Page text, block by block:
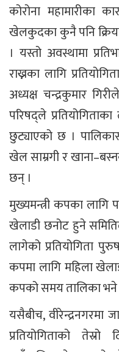
कोरोना महामारीका
खेलकुदका कुनै पनि
। यस्तो अवस्थामा
राख्नका लागि
अध्यक्ष चन्द्रकुमार
परिषद्ले
छुट्याएको छ ।
खेल साम्रगी र
छन् ।
मुख्यमन्त्री कपका लागि
खेलाडी छनोट हुने
लागेको प्रतियोगिता
कपमा लागि महिला
कपको समय तालिका भने
यसैबीच, वीरेन्द्रनगरमा
प्रतियोगिताको